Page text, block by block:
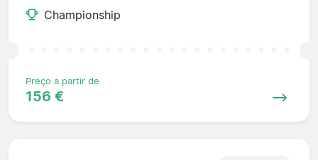
Championship
Preço a partir de
156 €